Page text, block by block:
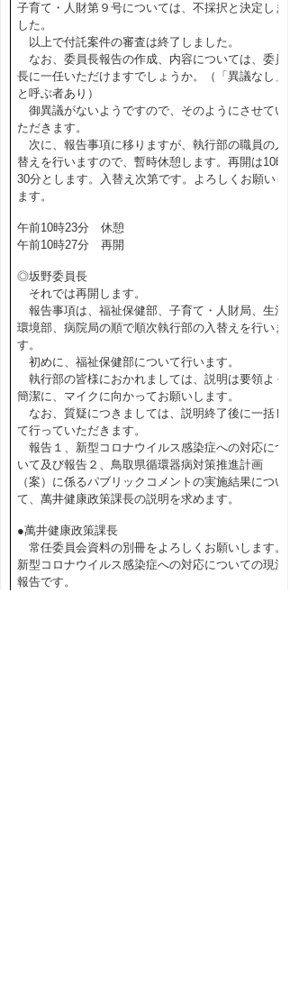
子育て・人財第９号については、不採択と決定しま
した。
以上で付託案件の審査は終了しました。
なお、委員長報告の作成、内容については、委員
長に一任いただけますでしょうか。（「異議なし」
と呼ぶ者あり）
御異議がないようですので、そのようにさせてい
ただきます。
次に、報告事項に移りますが、執行部の職員の入
替えを行いますので、暫時休憩します。再開は10時
30分とします。入替え次第です。よろしくお願いし
ます。
午前10時23分 休憩
午前10時27分 再開
◎坂野委員長
それでは再開します。
報告事項は、福祉保健部、子育て・人財局、生活
環境部、病院局の順で順次執行部の入替えを行いま
す。
初めに、福祉保健部について行います。
執行部の皆様におかれましては、説明は要領よく
簡潔に、マイクに向かってお願いします。
なお、質疑につきましては、説明終了後に一括し
て行っていただきます。
報告１、新型コロナウイルス感染症への対応につ
いて及び報告２、鳥取県循環器病対策推進計画
（案）に係るパブリックコメントの実施結果につい
て、萬井健康政策課長の説明を求めます。
●萬井健康政策課長
常任委員会資料の別冊をよろしくお願いします。
新型コロナウイルス感染症への対応についての現況
報告です。